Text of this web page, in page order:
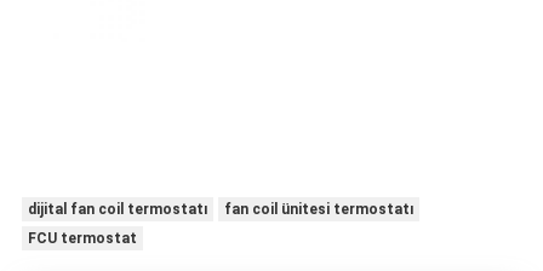
dijital fan coil termostatı
fan coil ünitesi termostatı
FCU termostat